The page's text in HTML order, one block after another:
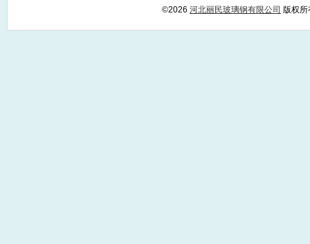
©2026 河北丽民玻璃钢有限公司 版权